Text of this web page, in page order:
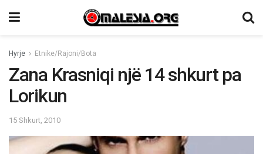
Hyrje Etnike/Rajoni/Bota
Zana Krasniqi një 14 shkurt pa
Lorikun
15 Shkurt, 2010